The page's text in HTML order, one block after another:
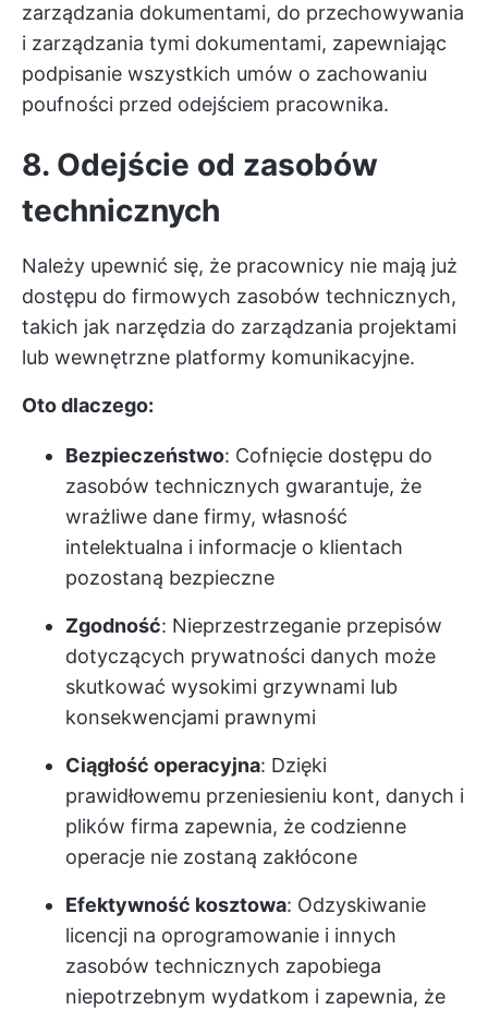
zarządzania dokumentami, do przechowywania
i zarządzania tymi dokumentami, zapewniając
podpisanie wszystkich umów o zachowaniu
poufności przed odejściem pracownika.
8. Odejście od zasobów
technicznych
Należy upewnić się, że pracownicy nie mają już
dostępu do firmowych zasobów technicznych,
takich jak narzędzia do zarządzania projektami
lub wewnętrzne platformy komunikacyjne.
Oto dlaczego:
Bezpieczeństwo: Cofnięcie dostępu do
zasobów technicznych gwarantuje, że
wrażliwe dane firmy, własność
intelektualna i informacje o klientach
pozostaną bezpieczne
Zgodność: Nieprzestrzeganie przepisów
dotyczących prywatności danych może
skutkować wysokimi grzywnami lub
konsekwencjami prawnymi
Ciągłość operacyjna: Dzięki
prawidłowemu przeniesieniu kont, danych i
plików firma zapewnia, że codzienne
operacje nie zostaną zakłócone
Efektywność kosztowa: Odzyskiwanie
licencji na oprogramowanie i innych
zasobów technicznych zapobiega
niepotrzebnym wydatkom i zapewnia, że